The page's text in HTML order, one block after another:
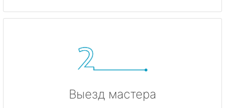
Выезд мастера